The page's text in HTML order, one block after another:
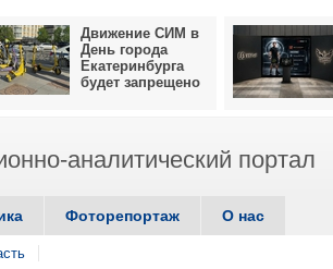
Движение СИМ в
День города
Екатеринбурга
будет запрещено
аналитический портал
Фоторепортаж О нас